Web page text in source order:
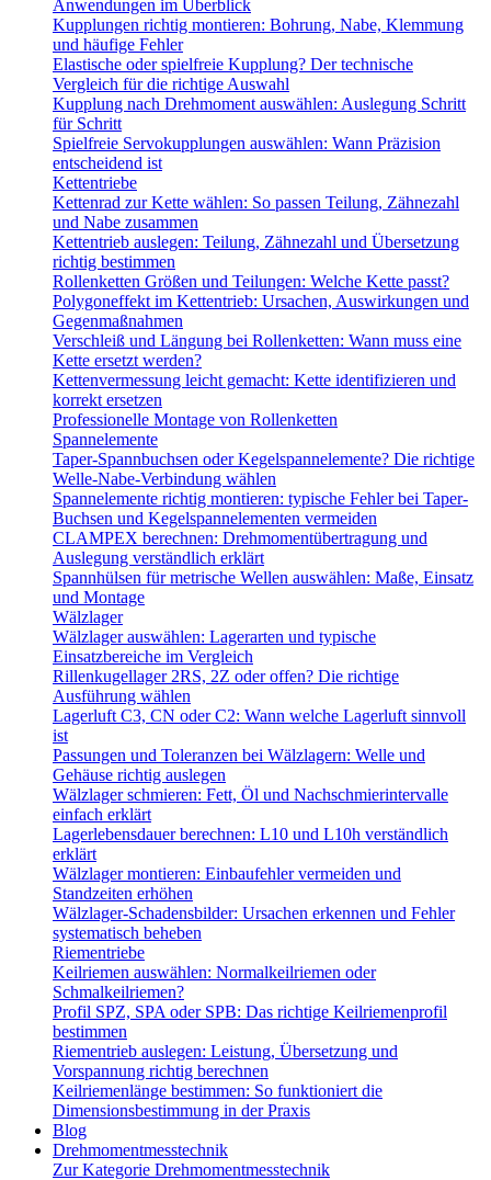
Anwendungen im Überblick
Kupplungen richtig montieren: Bohrung, Nabe, Klemmung
und häufige Fehler
Elastische oder spielfreie Kupplung? Der technische
Vergleich für die richtige Auswahl
Kupplung nach Drehmoment auswählen: Auslegung Schritt
für Schritt
Spielfreie Servokupplungen auswählen: Wann Präzision
entscheidend ist
Kettentriebe
Kettenrad zur Kette wählen: So passen Teilung, Zähnezahl
und Nabe zusammen
Kettentrieb auslegen: Teilung, Zähnezahl und Übersetzung
richtig bestimmen
Rollenketten Größen und Teilungen: Welche Kette passt?
Polygoneffekt im Kettentrieb: Ursachen, Auswirkungen und
Gegenmaßnahmen
Verschleiß und Längung bei Rollenketten: Wann muss eine
Kette ersetzt werden?
Kettenvermessung leicht gemacht: Kette identifizieren und
korrekt ersetzen
Professionelle Montage von Rollenketten
Spannelemente
Taper-Spannbuchsen oder Kegelspannelemente? Die richtige
Welle-Nabe-Verbindung wählen
Spannelemente richtig montieren: typische Fehler bei Taper-
Buchsen und Kegelspannelementen vermeiden
CLAMPEX berechnen: Drehmomentübertragung und
Auslegung verständlich erklärt
Spannhülsen für metrische Wellen auswählen: Maße, Einsatz
und Montage
Wälzlager
Wälzlager auswählen: Lagerarten und typische
Einsatzbereiche im Vergleich
Rillenkugellager 2RS, 2Z oder offen? Die richtige
Ausführung wählen
Lagerluft C3, CN oder C2: Wann welche Lagerluft sinnvoll
ist
Passungen und Toleranzen bei Wälzlagern: Welle und
Gehäuse richtig auslegen
Wälzlager schmieren: Fett, Öl und Nachschmierintervalle
einfach erklärt
Lagerlebensdauer berechnen: L10 und L10h verständlich
erklärt
Wälzlager montieren: Einbaufehler vermeiden und
Standzeiten erhöhen
Wälzlager-Schadensbilder: Ursachen erkennen und Fehler
systematisch beheben
Riementriebe
Keilriemen auswählen: Normalkeilriemen oder
Schmalkeilriemen?
Profil SPZ, SPA oder SPB: Das richtige Keilriemenprofil
bestimmen
Riementrieb auslegen: Leistung, Übersetzung und
Vorspannung richtig berechnen
Keilriemenlänge bestimmen: So funktioniert die
Dimensionsbestimmung in der Praxis
Blog
Drehmomentmesstechnik
Zur Kategorie Drehmomentmesstechnik